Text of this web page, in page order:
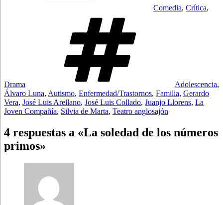
Comedia, Crítica,
Drama Adolescencia,
Álvaro Luna, Autismo, Enfermedad/Trastornos, Familia, Gerardo
Vera, José Luis Arellano, José Luis Collado, Juanjo Llorens, La
Joven Compañía, Silvia de Marta, Teatro anglosajón
4 respuestas a «La soledad de los números
primos»